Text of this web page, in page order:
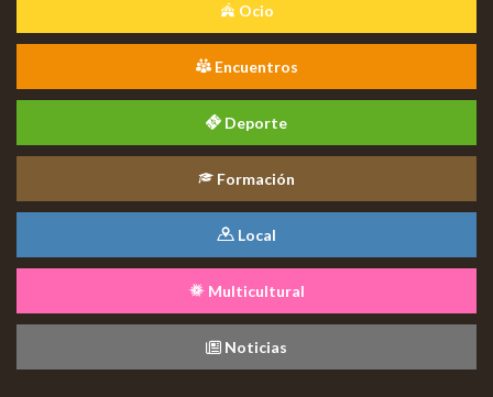
Ocio
Encuentros
Deporte
Formación
Local
Multicultural
Noticias